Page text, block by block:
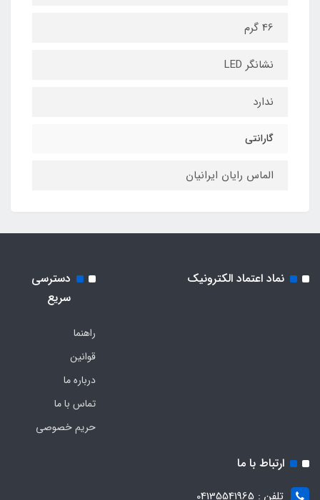
46 گرم
نشانگر LED
ندارد
گارانتی
الماس رایان ایرانیان
نماد اعتماد الکترونیک
دسترسی
سریع
راهنما
قوانین
درباره ما
تماس با ما
حریم خصوصی
ارتباط با ما
تلفن : 04135541965